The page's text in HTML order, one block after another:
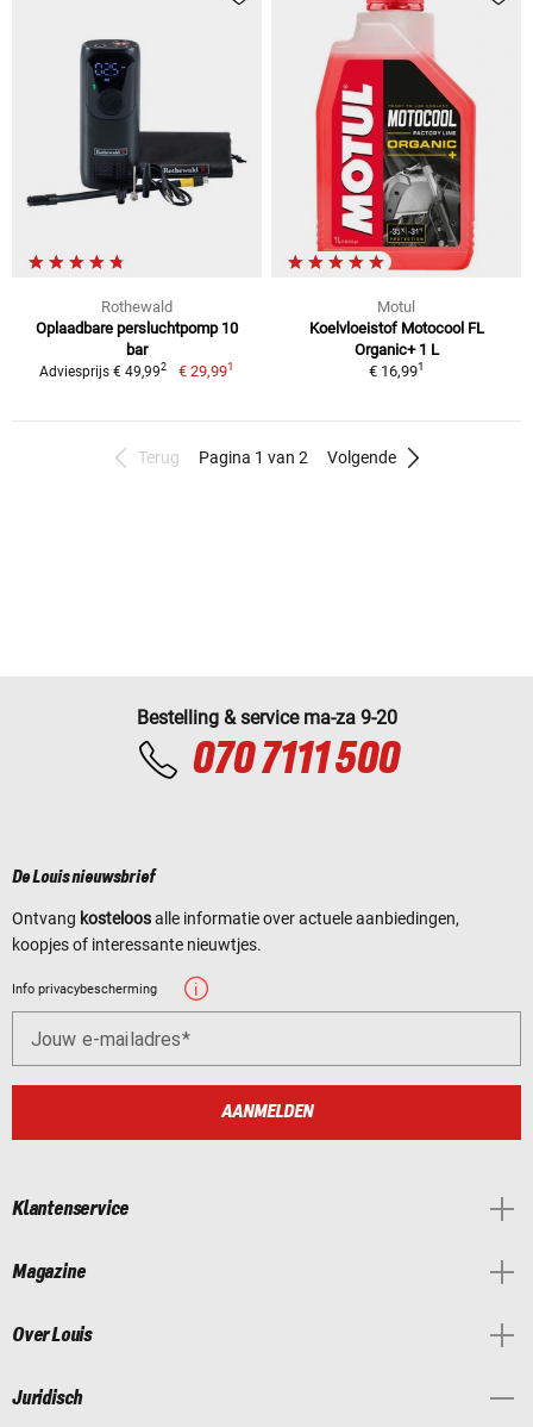
Rothewald
Oplaadbare persluchtpomp 10
bar
Adviesprijs € 49,992 € 29,991
Motul
Koelvloeistof Motocool FL
Organic+ 1 L
€ 16,991
Terug Pagina 1 van 2 Volgende
Bestelling & service ma-za 9-20
070 7111 500
De Louis nieuwsbrief
Ontvang kosteloosalle informatie over actuele aanbiedingen,
koopjes of interessante nieuwtjes.
Info privacybescherming
Jouw e-mailadres
AANMELDEN
Klantenservice
Magazine
Over Louis
Juridisch